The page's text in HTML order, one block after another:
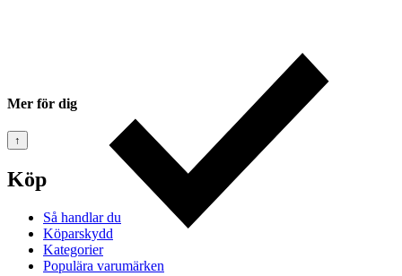
Mer för dig
↑
Köp
Så handlar du
Köparskydd
Kategorier
Populära varumärken